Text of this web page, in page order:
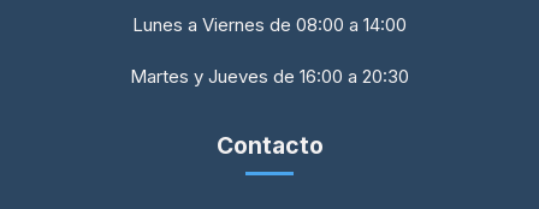
Lunes a Viernes de 08:00 a 14:00
Martes y Jueves de 16:00 a 20:30
Contacto